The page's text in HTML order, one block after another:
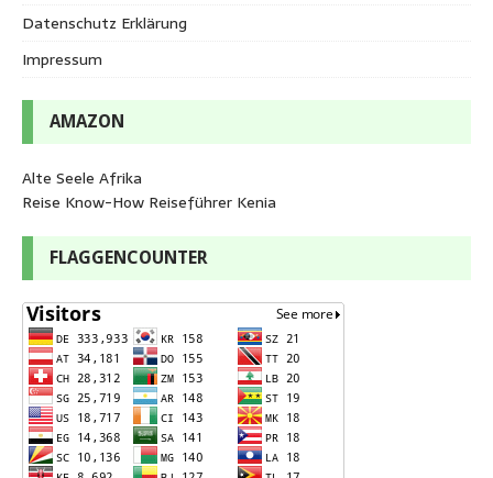
Datenschutz Erklärung
Impressum
AMAZON
Alte Seele Afrika
Reise Know-How Reiseführer Kenia
FLAGGENCOUNTER